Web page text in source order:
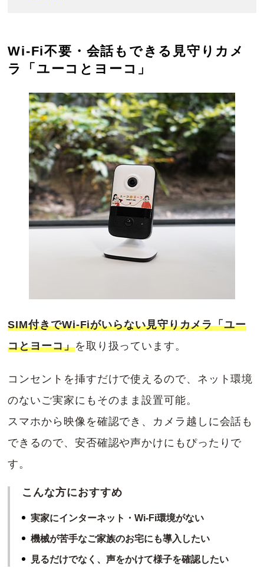
Wi-Fi不要・会話もできる見守りカメ
ラ「ユーコとヨーコ」
SIM付きでWi-Fiがいらない見守りカメラ「ユー
コとヨーコ」を取り扱っています。
コンセントを挿すだけで使えるので、ネット環境
のないご実家にもそのまま設置可能。
スマホから映像を確認でき、カメラ越しに会話も
できるので、安否確認や声かけにもぴったりで
す。
こんな方におすすめ
実家にインターネット・Wi-Fi環境がない
機械が苦手なご家族のお宅にも導入したい
見るだけでなく、声をかけて様子を確認したい